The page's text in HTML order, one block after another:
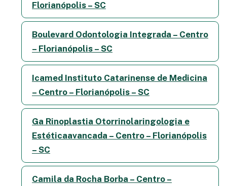
Florianópolis – SC
Boulevard Odontologia Integrada – Centro
– Florianópolis – SC
Icamed Instituto Catarinense de Medicina
– Centro – Florianópolis – SC
Ga Rinoplastia Otorrinolaringologia e
Estéticaavancada – Centro – Florianópolis
– SC
Camila da Rocha Borba – Centro –